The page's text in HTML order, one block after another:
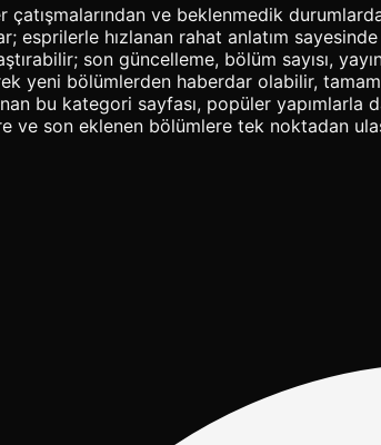
çatışmalarından ve beklenmedik
esprilerle hızlanan rahat anlatım
son güncelleme, bölüm sayısı,
yeni bölümlerden haberdar olabilir,
bu kategori sayfası, popüler
ve son eklenen bölümlere tek noktadan